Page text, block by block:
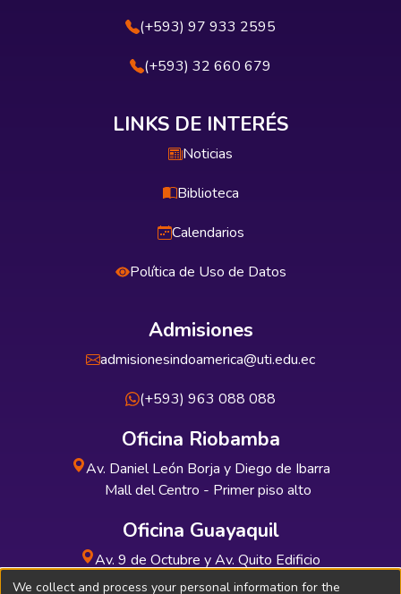
(+593) 97 933 2595
(+593) 32 660 679
LINKS DE INTERÉS
Noticias
Biblioteca
Calendarios
Política de Uso de Datos
Admisiones
admisionesindoamerica@uti.edu.ec
(+593) 963 088 088
Oficina Riobamba
Av. Daniel León Borja y Diego de Ibarra
Mall del Centro - Primer piso alto
Oficina Guayaquil
Av. 9 de Octubre y Av. Quito Edificio
INDUAUTO - Planta baja
We collect and process your personal information for the